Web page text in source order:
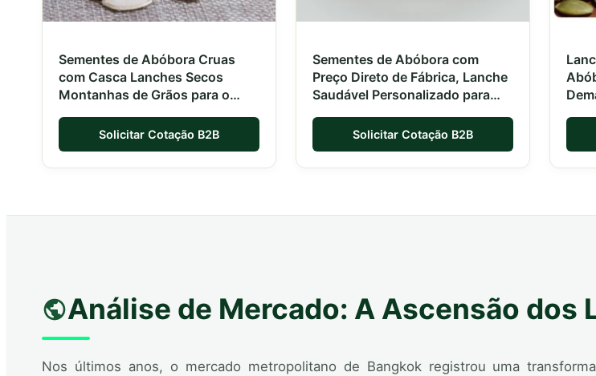
Sementes de Abóbora Cruas
com Casca Lanches Secos
Montanhas de Grãos para o
BangkokSolicitar Cotação B2B
Sementes de Abóbora com
Preço Direto de Fábrica, Lanche
Saudável Personalizado para
Solicitar Cotação B2B
Análise de Mercado: A Ascensão dos
Nos últimos anos, o mercado metropolitano de Bangkok registrou uma